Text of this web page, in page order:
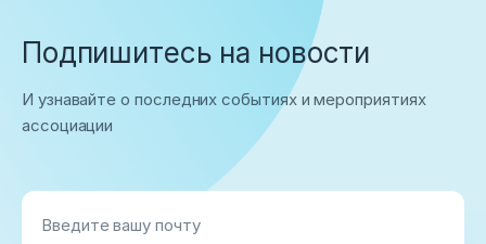
Подпишитесь на новости
И узнавайте о последних событиях и мероприятиях
ассоциации
Введите вашу почту